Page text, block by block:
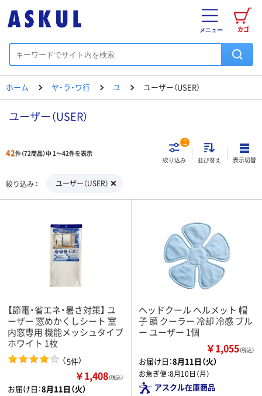
カゴ
メニュー
ホーム ヤ・ラ・ワ行 ユ ユーザー（USER）
ユーザー（USER）
42件（72商品）中 1～42件を表示
絞り込み
1
並び替え 表示切替
絞り込み ユーザー（USER）
【節電・省エネ・暑さ対策】 ユ
ーザー 窓めかくしシート 室
内窓専用 機能メッシュタイプ
ホワイト 1枚
（5件）
￥1,408（税込）
お届け日：8月11日（火）
ヘッドクール ヘルメット 帽
子 頭 クーラー 冷却 冷感 ブル
ー ユーザー 1個
￥1,055（税込）
お届け日：8月11日（火）
お急ぎ便：8月10日（月）
アスクル在庫商品